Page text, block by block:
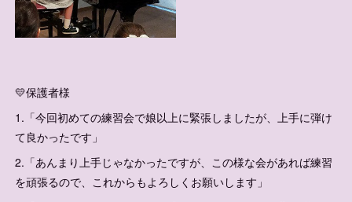
💛保護者様
1.「今回初めての練習会で娘以上に緊張しましたが、上手に弾け
て良かったです」
2.「あんまり上手じゃなかったですが、この様な会があれば練習
を頑張るので、これからもよろしくお願いします」